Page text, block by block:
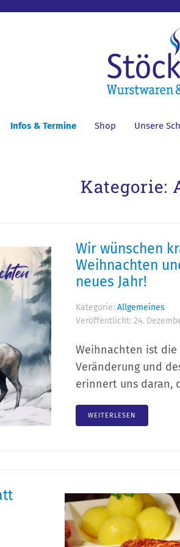
Infos & Termine Shop Unsere
Kategorie:
Wir wünschen
Weihnachten
neues Jahr!
Kategorie:Allgemeines
Veröffentlicht:24.
Weihnachten ist die
Veränderung und
erinnert uns daran,
WEITERLESEN